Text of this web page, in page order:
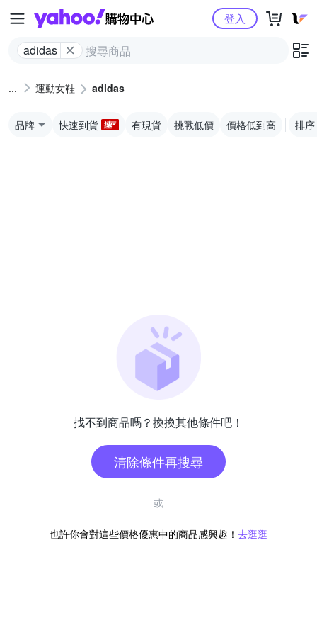
Yahoo購物中心
adidas
登入
運動女鞋 adidas
品牌 快速到貨 有現貨 挑戰低價 價格低到高 排序
找不到商品嗎？換換其他條件吧！
清除條件再搜尋
或
也許你會對這些價格優惠中的商品感興趣！ 去逛逛